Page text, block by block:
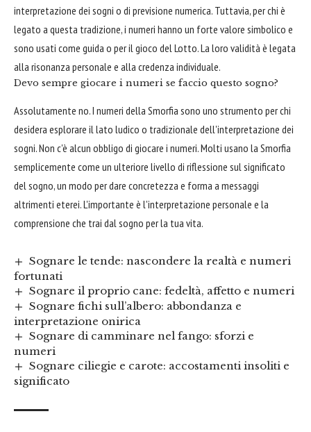
interpretazione dei sogni o di previsione numerica. Tuttavia, per chi è
legato a questa tradizione, i numeri hanno un forte valore simbolico e
sono usati come guida o per il gioco del Lotto. La loro validità è legata
alla risonanza personale e alla credenza individuale.
Devo sempre giocare i numeri se faccio questo sogno?
Assolutamente no. I numeri della Smorfia sono uno strumento per chi
desidera esplorare il lato ludico o tradizionale dell'interpretazione dei
sogni. Non c'è alcun obbligo di giocare i numeri. Molti usano la Smorfia
semplicemente come un ulteriore livello di riflessione sul significato
del sogno, un modo per dare concretezza e forma a messaggi
altrimenti eterei. L'importante è l'interpretazione personale e la
comprensione che trai dal sogno per la tua vita.
Sognare le tende: nascondere la realtà e numeri
fortunati
Sognare il proprio cane: fedeltà, affetto e numeri
Sognare fichi sull’albero: abbondanza e
interpretazione onirica
Sognare di camminare nel fango: sforzi e
numeri
Sognare ciliegie e carote: accostamenti insoliti e
significato